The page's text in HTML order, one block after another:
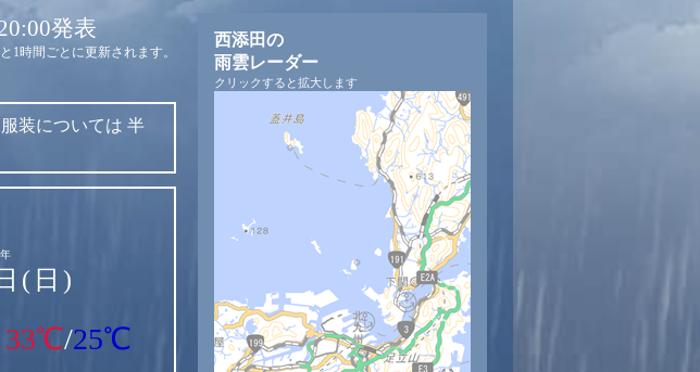
発表
1時間ごとに更新されます。
服装については 半
(日)
33℃/25℃
西添田の
雨雲レーダー
クリックすると拡大します